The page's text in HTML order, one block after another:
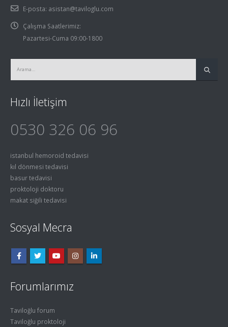
E-posta: asistan@taviloglu.com
Çalışma Saatlerimiz:
Pazartesi-Cuma 09:00-1800
Hızlı İletişim
0530 326 06 96
istanbul hemoroid tedavisi
kıl dönmesi tedavisi
basur tedavisi
proktoloji doktoru
makat siğili tedavisi
Sosyal Mecra
Forumlarımız
Taviloğlu forum
Taviloğlu proktoloji